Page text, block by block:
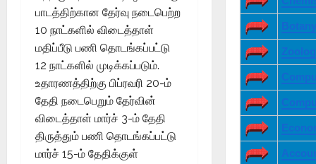
பாடத்திற்கான தேர்வு நடைபெற்ற
10 நாட்களில் விடைத்தாள்
மதிப்பீடு பணி தொடங்கப்பட்டு
12 நாட்களில் முடிக்கப்படும்.
உதாரணத்திற்கு பிப்ரவரி 20-ம்
தேதி நடைபெறும் தேர்வின்
விடைத்தாள் மார்ச் 3-ம் தேதி
திருத்தும் பணி தொடங்கப்பட்டு
மார்ச் 15-ம் தேதிக்குள்